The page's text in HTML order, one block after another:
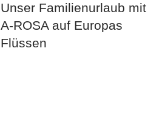
Unser Familienurlaub mit
A-ROSA auf Europas
Flüssen